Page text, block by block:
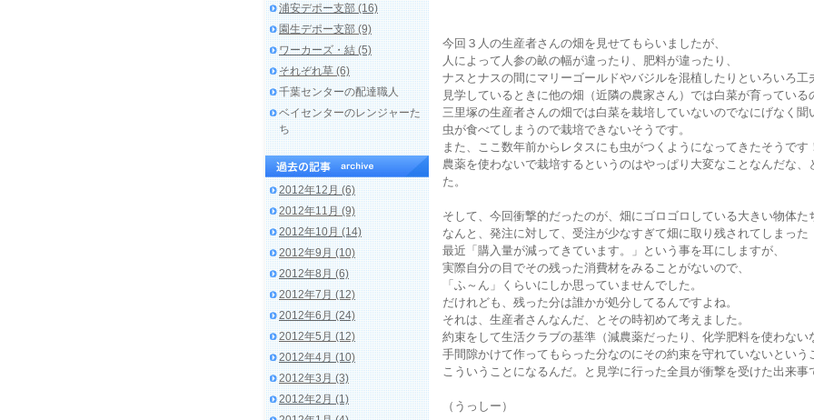
今回３人の生産者さんの畑を見せてもらいましたが、
人によって人参の畝の幅が違ったり、肥料が違ったり、
ナスとナスの間にマリーゴールドやバジルを混植したりといろいろ工
見学しているときに他の畑（近隣の農家さん）では白菜が育っている
三里塚の生産者さんの畑では白菜を栽培していないのでなにげなく聞
虫が食べてしまうので栽培できないそうです。
また、ここ数年前からレタスにも虫がつくようになってきたそうです
農薬を使わないで栽培するというのはやっぱり大変なことなんだな、
た。
そして、今回衝撃的だったのが、畑にゴロゴロしている大きい物体た
なんと、発注に対して、受注が少なすぎて畑に取り残されてしまった
最近「購入量が減ってきています。」という事を耳にしますが、
実際自分の目でその残った消費材をみることがないので、
「ふ～ん」くらいにしか思っていませんでした。
だけれども、残った分は誰かが処分してるんですよね。
それは、生産者さんなんだ、とその時初めて考えました。
約束をして生活クラブの基準（減農薬だったり、化学肥料を使わない
手間隙かけて作ってもらった分なのにその約束を守れていないという
こういうことになるんだ。と見学に行った全員が衝撃を受けた出来事
（うっしー）
浦安デポー支部 (16)
園生デポー支部 (9)
ワーカーズ・結 (5)
それぞれ草 (6)
千葉センターの配達職人
ベイセンターのレンジャーた
ち
2012年12月 (6)
2012年11月 (9)
2012年10月 (14)
2012年9月 (10)
2012年8月 (6)
2012年7月 (12)
2012年6月 (24)
2012年5月 (12)
2012年4月 (10)
2012年3月 (3)
2012年2月 (1)